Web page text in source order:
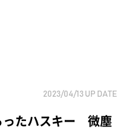
2023/04/13 UP DATE
ったハスキー 微塵